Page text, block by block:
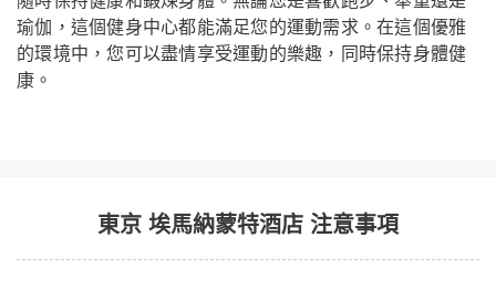
瑜伽，這個健身中心都能滿足您的運動需求。在這個優雅
的環境中，您可以盡情享受運動的樂趣，同時保持身體健
康。
東京 埃馬納蒙特酒店 注意事項